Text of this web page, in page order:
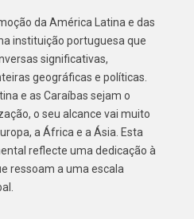
da América Latina e das
instituição portuguesa que
significativas,
geográficas e políticas.
e as Caraíbas sejam o
o seu alcance vai muito
a África e a Ásia. Esta
reflecte uma dedicação à
ressoam a uma escala